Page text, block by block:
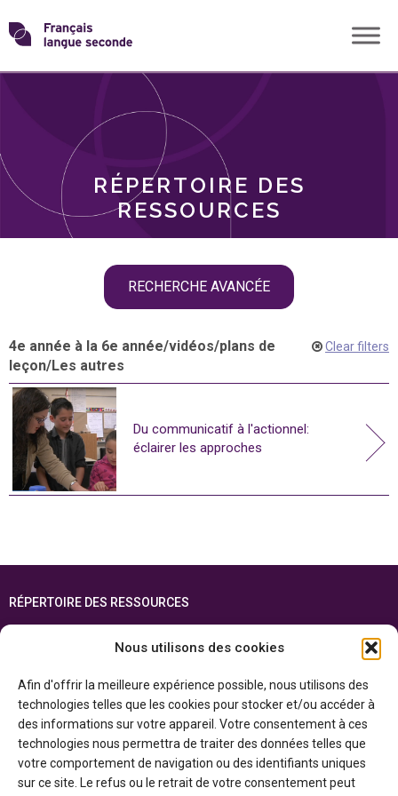
Nous utilisons des cookies
Afin d'offrir la meilleure expérience possible, nous utilisons des
technologies telles que les cookies pour stocker et/ou accéder à
des informations sur votre appareil. Votre consentement à ces
technologies nous permettra de traiter des données telles que
votre comportement de navigation ou des identifiants uniques
sur ce site. Le refus ou le retrait de votre consentement peut
Skip
toTransformons
langue
RÉPERTOIRE DES
RESSOURCES
RECHERCHE AVANCÉE
THÈMES
4e année à la 6e année/vidéos/plans de
leçon/Les autres
Clear filters
Du communicatif à l'actionnel:
éclairer les approches
RÉPERTOIRE DES RESSOURCES
ENGLISH
Cette ressource est réalisée grâce au soutien financier du gouvernement de
l’Ontario et du gouvernement duCanada par l’entremise du ministère du
Patrimoine canadien